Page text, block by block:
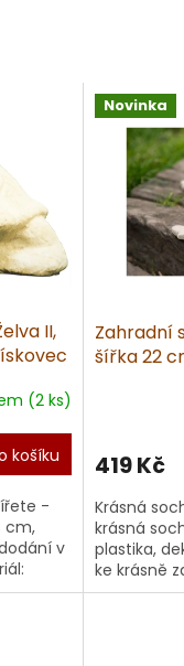
II,
(2 ks)
košíku
-
cm,
v
Novinka
Zahradní
šířka 22
419 Kč
Krásná
krásná
plastika,
ke krásně
prostoru,